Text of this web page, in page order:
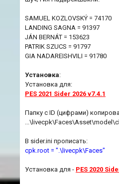
SAMUEL KOZLOVSKÝ = 74170
LANDING SAGNA = 91397
JÁN BERNÁT = 153623
PATRIK SZUCS = 91797
GIA NADAREISHVILI = 91780
Установка:
Установка для:
PES 2021 Sider 2026 v7.4.1
Папку с ID (цифрами)
В sider.ini прописать:
cpk.root = ".\livecpk\Faces"
Установка для - PES 2020